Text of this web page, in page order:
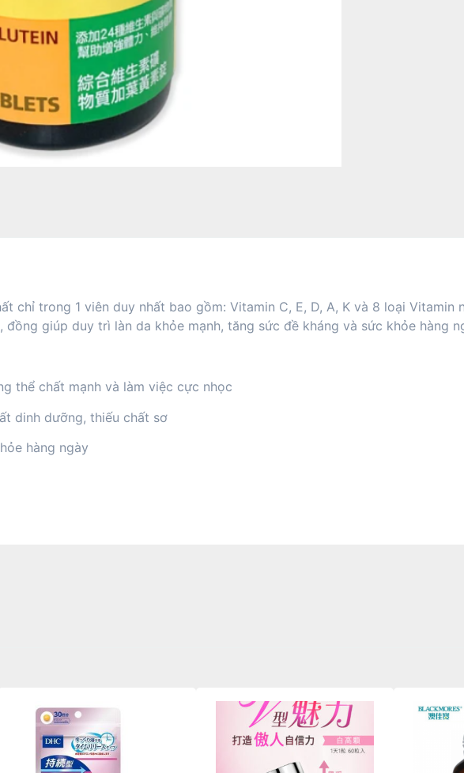
chỉ trong 1 viên duy nhất bao gồm: Vitamin C, E, D, A, K và 8 loại
giúp duy trì làn da khỏe mạnh, tăng sức đề kháng và sức khỏe hàng
thể chất mạnh và làm việc cực nhọc
dinh dưỡng, thiếu chất sơ
hàng ngày